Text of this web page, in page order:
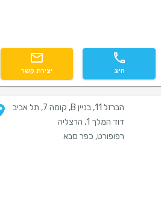
חיוג יצירת קשר
הברזל 11, בניין B, קומה 7, תל אביב
דוד המלך 1, הרצליה
רפופורט, כפר סבא